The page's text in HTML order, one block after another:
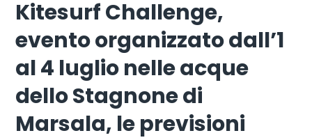
Kitesurf Challenge,
evento organizzato dall’1
al 4 luglio nelle acque
dello Stagnone di
Marsala, le previsioni